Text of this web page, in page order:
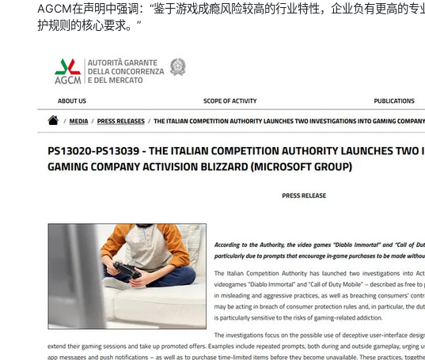
AGCM在声明中强调：“鉴于游戏成瘾风险较高的行业特性，企业负有更高的
护规则的核心要求。”